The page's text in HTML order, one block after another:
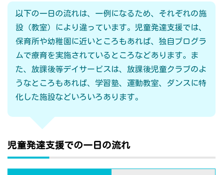
以下の一日の流れは、一例になるため、それぞれの施
設（教室）により違っています。児童発達支援では、
保育所や幼稚園に近いところもあれば、独自プログラ
ムで療育を実施されているところなどあります。ま
た、放課後等デイサービスは、放課後児童クラブのよ
うなところもあれば、学習塾、運動教室、ダンスに特
化した施設などいろいろあります。
児童発達支援での一日の流れ